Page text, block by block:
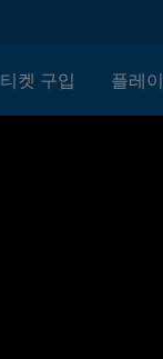
티켓 구입 플레이